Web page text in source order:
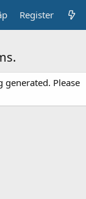
Register
Please